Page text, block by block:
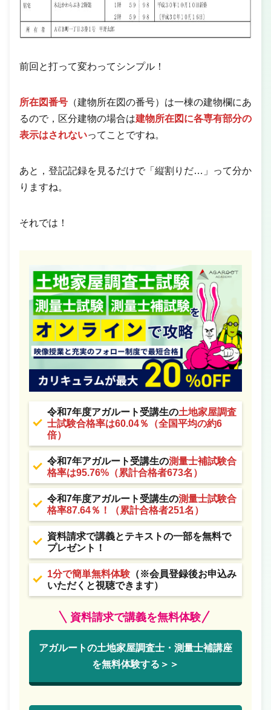
前回と打って変わってシンプル！
所在図番号 （建物所在図の番号）は一棟の建物欄にあ
るので，区分建物の場合は建物所在図に各専有部分の
表示はされないってことですね。
あと，登記記録を見るだけで「縦割りだ…」って分か
りますね。
それでは！
令和7年度アガルート受講生の土地家屋調査
士試験合格率は60.04％（全国平均の約6
倍）
令和7年アガルート受講生の測量士補試験合
格率は95.76%（累計合格者673名）
令和7年度アガルート受講生の測量士試験合
格率87.64％！（累計合格者251名）
資料請求で講義とテキストの一部を無料で
プレゼント！
1分で簡単無料体験 （※会員登録後お申込み
いただくと視聴できます）
資料請求で講義を無料体験
アガルートの土地家屋調査士・測量士補講座
を無料体験する＞＞